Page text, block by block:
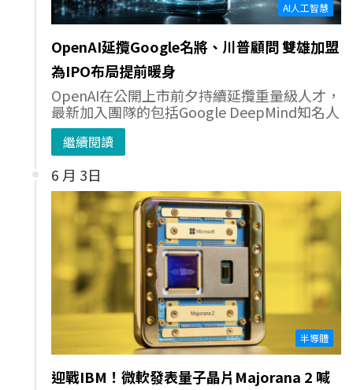
AI人工智慧
OpenAI延攬Google名將、川普顧問 雙雄加盟
為IPO布局提前暖身
OpenAI在公開上市前夕持續延攬重量級人才，
最新加入團隊的包括Google DeepMind知名人
繼續閱讀
6 月 3日
半導體
迎戰IBM！微軟發表量子晶片Majorana 2 喊